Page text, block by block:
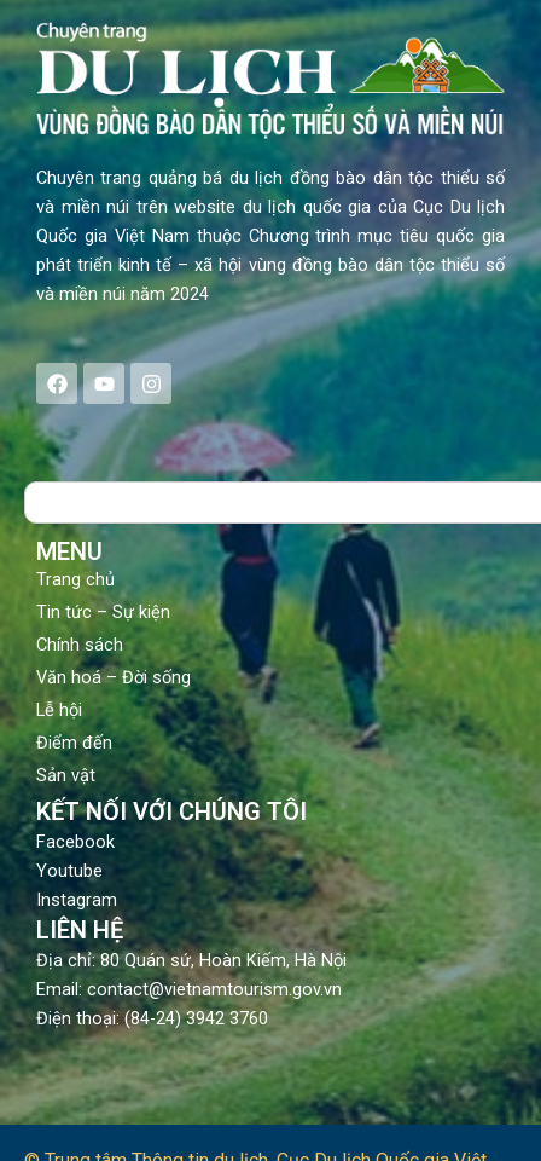
Chuyên trang quảng bá du lịch đồng bào dân tộc thiểu số
và miền núi trên website du lịch quốc gia của Cục Du lịch
Quốc gia Việt Nam thuộc Chương trình mục tiêu quốc gia
phát triển kinh tế – xã hội vùng đồng bào dân tộc thiểu số
và miền núi năm 2024
F
a
e
b
o
Y
o
t
u
b
I
n
s
a
g
Search
MENU
Trang chủ
Tin tức – Sự kiện
Chính sách
Văn hoá – Đời sống
Lễ hội
Điểm đến
Sản vật
KẾT NỐI VỚI CHÚNG TÔI
Facebook
Youtube
Instagram
LIÊN HỆ
Địa chỉ: 80 Quán sứ, Hoàn Kiếm, Hà Nội
Email: contact@vietnamtourism.gov.vn
Điện thoại: (84-24) 3942 3760